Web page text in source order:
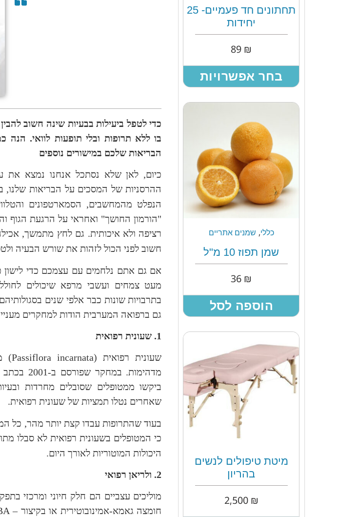
תחתונים חד פעמיים- 25
יחידות
₪
בחר אפשרויות
כללי, שמנים אתריים
שמן תפוז 10 מ"ל
₪
הוספה לסל
מיטת טיפולים לנשים
בהריון
₪
2,500
כדי לטפל ביעילות בבעיות שינה חשוב
בו ללא תרופות ובלי תופעות לוואי.
הבריאות שלכם במישורים נוספים
כיום, לאן שלא נסתכל אנחנו נמצא את
ההרסניות של המסכים על הבריאות שלנו,
הנפלט מהמחשבים, הסמארטפונים
"הורמון החושך" ואחראי על הרגעת הגוף
רציפה ולא איכותית. גם לחץ מתמשך,
חשוב לפני הכול לזהות את שורש הבעיה
אם גם אתם נלחמים עם עצמכם כדי לישון
מעט צמחים ועשבי מרפא שיכולים
בתרבויות שונות כבר אלפי שנים
גם ברפואה המערבית הודות למחקרים
1. שעונית רפואית
שעונית רפואית (Passiflora incarnata
)
מדהימות. במחקר שפורסם ב-2001 בכתב העת
ביקשו ממטופלים שסובלים מחרדות
שאחרים נטלו תמציות של שעונית רפואית.
בעוד שהתרופות עבדו קצת יותר מהר, כל
כי המטופלים בשעונית רפואית לא סבלו
היכולות המוטוריות לאורך היום.
2. ולריאן רפואי
מוליכים עצביים הם חלק חיוני ומרכזי
חומצה גאמא-אמינובוטירית או בקיצור –